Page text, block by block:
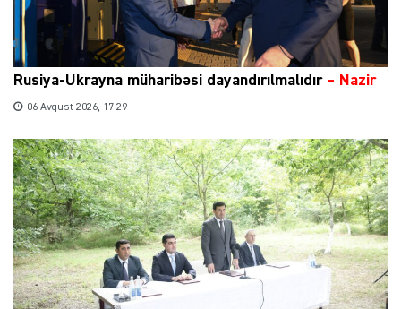
Rusiya-Ukrayna müharibəsi dayandırılmalıdır– Nazir
06 Avqust 2026, 17:29